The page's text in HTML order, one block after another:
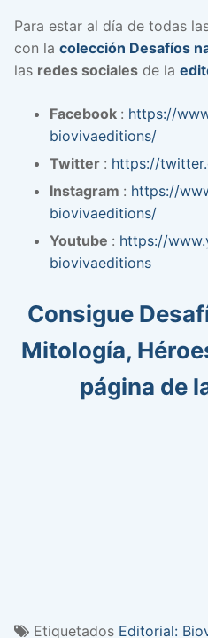
Para estar al día de todas
con la colección Desafíos
las redes sociales de la
Facebook : https://
biovivaeditions/
Twitter : https://
Instagram : https://
biovivaeditions/
Youtube : https://
biovivaeditions
Consigue
Mitología,
página de
Etiquetados Editorial: